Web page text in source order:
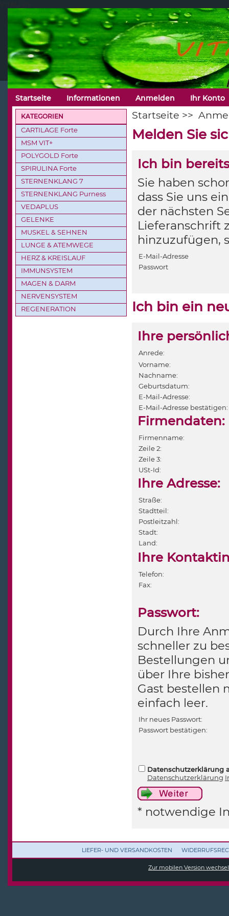
Startseite >>
Melden Sie
Ich bin
Sie haben
dass Sie uns
der nächsten
Lieferanschrift
hinzuzufügen,
E-Mail-Adresse
Passwort
Ich bin ein
Ihre
Anrede:
Vorname:
Nachname:
Geburtsdatum:
E-Mail-Adresse:
E-Mail-Adresse bestätigen:
Firmendaten:
Firmenname:
Zeile 2:
Zeile 3:
USt-Id:
Ihre Adresse:
Straße:
Stadtteil:
Postleitzahl:
Stadt:
Land:
Ihre
Telefon:
Fax:
Passwort:
Durch Ihre
schneller zu
Bestellungen
über Ihre
Gast bestellen
einfach leer.
Ihr neues Passwort:
Passwort bestätigen:
Datenschutzerklärung
Datenschutzerklärung
* notwendige
KATEGORIEN
CARTILAGE Forte
MSM VIT+
POLYGOLD Forte
SPIRULINA Forte
STERNENKLANG 7
STERNENKLANG Purness
VEDAPLUS
GELENKE
MUSKEL & SEHNEN
LUNGE & ATEMWEGE
HERZ & KREISLAUF
IMMUNSYSTEM
MAGEN & DARM
NERVENSYSTEM
REGENERATION
LIEFER- UND VERSANDKOSTEN
Zur mobilen Version
Startseite Informationen Anmelden Ihr Konto